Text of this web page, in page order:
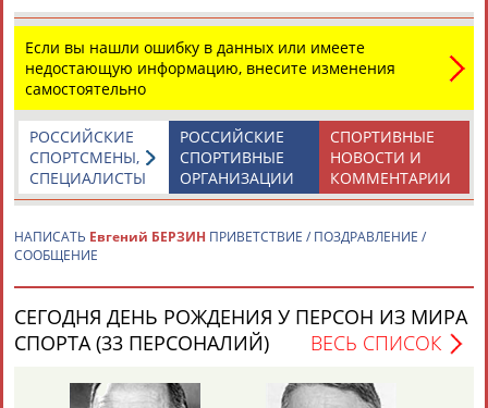
Рамазан
АБДУЛАЕВ
Тагир
АБДУЛАЕВ
АБДУЛАЗИЗОВАБДУЛБЕКОВ
Камалудин
АБДУЛДАУДОВ
Абдула
АБДУЛЖАЛИЛОВ
Магомед
АБДУЛКАГИРОВ
Назир
АБДУЛЛАЕВ
ЕЩЁ ПЕРСОНЫ
Если вы нашли ошибку в данных или имеете
недостающую информацию, внесите изменения
самостоятельно
СПОРТИВНЫЕ
НОВОСТИ И
КОММЕНТАРИИ
РОССИЙСКИЕ
СПОРТИВНЫЕ
ОРГАНИЗАЦИИ
РОССИЙСКИЕ
СПОРТСМЕНЫ,
СПЕЦИАЛИСТЫ
НАПИСАТЬ Евгений БЕРЗИН ПРИВЕТСТВИЕ / ПОЗДРАВЛЕНИЕ /
СООБЩЕНИЕ
СЕГОДНЯ ДЕНЬ РОЖДЕНИЯ У ПЕРСОН ИЗ МИРА
СПОРТА (33 ПЕРСОНАЛИЙ)
ВЕСЬ СПИСОК